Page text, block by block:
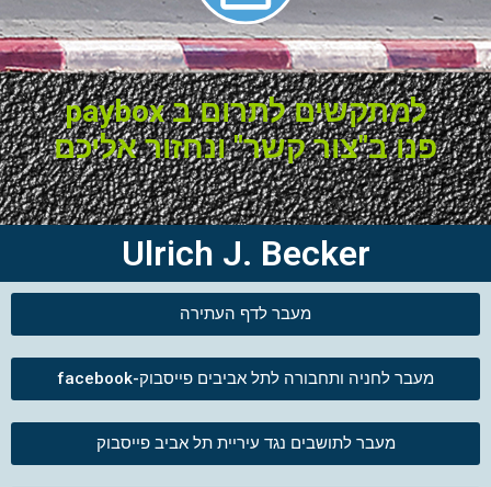
למתקשים לתרום ב paybox
פנו ב"צור קשר" ונחזור אליכם
Ulrich J. Becker
מעבר לדף העתירה
מעבר לחניה ותחבורה לתל אביבים פייסבוק-facebook
מעבר לתושבים נגד עיריית תל אביב פייסבוק